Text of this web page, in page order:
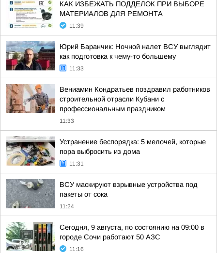
КАК ИЗБЕЖАТЬ ПОДДЕЛОК ПРИ ВЫБОРЕ
МАТЕРИАЛОВ ДЛЯ РЕМОНТА
11:39
Юрий Баранчик: Ночной налет ВСУ выглядит
как подготовка к чему-то большему
11:33
Вениамин Кондратьев поздравил работников
строительной отрасли Кубани с
профессиональным праздником
11:33
Устранение беспорядка: 5 мелочей, которые
пора выбросить из дома
11:31
ВСУ маскируют взрывные устройства под
пакеты от сока
11:24
Сегодня, 9 августа, по состоянию на 09:00 в
городе Сочи работают 50 АЗС
11:16